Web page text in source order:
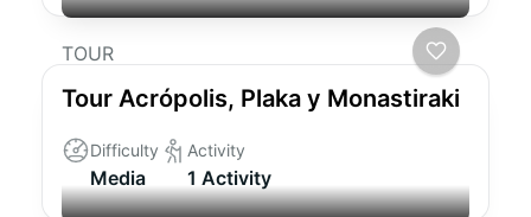
TOUR
Tour Acrópolis, Plaka y Monastiraki
Difficulty
Media
Activity
1 Activity